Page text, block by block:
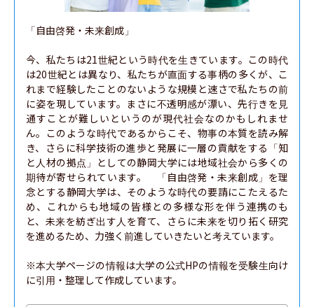
「自由啓発・未来創成」
今、私たちは21世紀という時代を生きています。この時代
は20世紀とは異なり、私たちが直面する事柄の多くが、こ
れまで経験したことのないような規模と速さで私たちの前
に姿を現しています。まさに不透明感が漂い、先行きを見
通すことが難しいというのが現代社会なのかもしれませ
ん。このような時代であるからこそ、物事の本質を読み解
き、さらに科学技術の進歩と発展に一層の貢献をする「知
と人材の拠点」としての静岡大学には地域社会から多くの
期待が寄せられています。　「自由啓発・未来創成」を理
念とする静岡大学は、そのような時代の要請にこたえるた
め、これからも地域の皆様との多様な形を伴う連携のも
と、未来を紡ぎ出す人を育て、さらに未来を切り拓く研究
を進めるため、力強く前進していきたいと考えています。
※本大学ページの情報は大学の公式HPの情報を受験生向け
に引用・整理して作成しています。